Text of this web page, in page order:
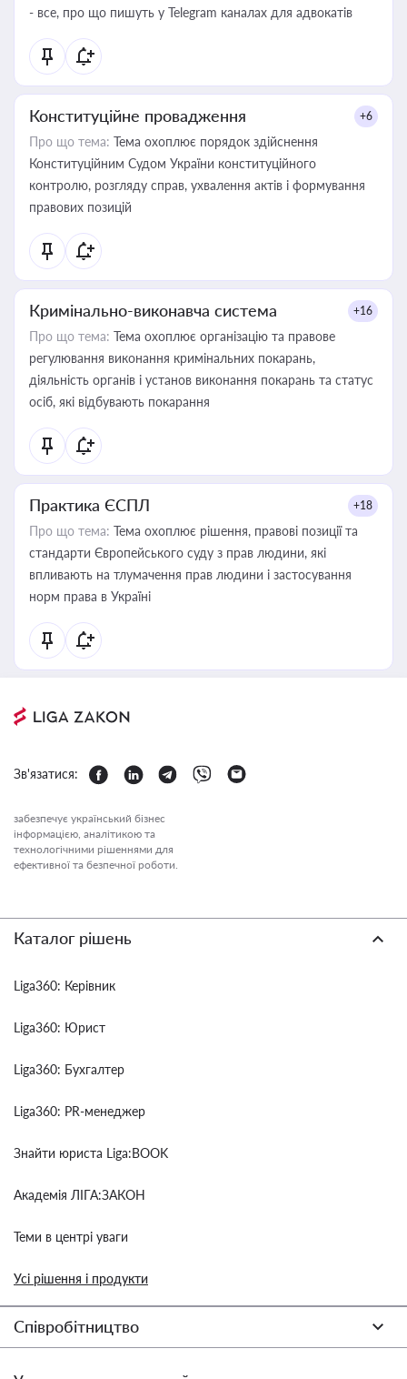
- все, про що пишуть у Telegram каналах для адвокатів
Конституційне провадження +6
Про що тема: Тема охоплює порядок здійснення
Конституційним Судом України конституційного
контролю, розгляду справ, ухвалення актів і формування
правових позицій
Кримінально-виконавча система +16
Про що тема: Тема охоплює організацію та правове
регулювання виконання кримінальних покарань,
діяльність органів і установ виконання покарань та статус
осіб, які відбувають покарання
Практика ЄСПЛ +18
Про що тема: Тема охоплює рішення, правові позиції та
стандарти Європейського суду з прав людини, які
впливають на тлумачення прав людини і застосування
норм права в Україні
Зв'язатися:
забезпечує український бізнес
інформацією, аналітикою та
технологічними рішеннями для
ефективної та безпечної роботи.
Каталог рішень
Liga360: Керівник
Liga360: Юрист
Liga360: Бухгалтер
Liga360: PR-менеджер
Знайти юриста Liga:BOOK
Академія ЛІГА:ЗАКОН
Теми в центрі уваги
Усі рішення і продукти
Співробітництво